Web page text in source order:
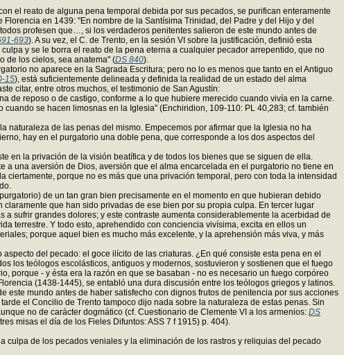
el reato de alguna pena temporal debida por sus pecados, se purifican enteramente
Florencia en 1439: "En nombre de la Santísima Trinidad, del Padre y del Hijo y del
profesen que…, si los verdaderos penitentes salieron de este mundo antes de
693). A su vez, el C. de Trento, en la sesión VI sobre la justificación, definió esta
y se le borra el reato de la pena eterna a cualquier pecador arrepentido, que no
de los cielos, sea anatema" (DS 840).
no aparece en la Sagrada Escritura; pero no lo es menos que tanto en el Antiguo
15), está suficientemente delineada y definida la realidad de un estado del alma
citar, entre otros muchos, el testimonio de San Agustín:
de reposo o de castigo, conforme a lo que hubiere merecido cuando vivía en la carne.
se hacen limosnas en la Iglesia" (Enchiridion, 109-110: PL 40,283; cf. también
naturaleza de las penas del mismo. Empecemos por afirmar que la Iglesia no ha
hay en el purgatorio una doble pena, que corresponde a los dos aspectos del
en la privación de la visión beatífica y de todos los bienes que se siguen de ella.
una aversión de Dios, aversión que el alma encarcelada en el purgatorio no tiene en
porque no es más que una privación temporal, pero con toda la intensidad
de un tan gran bien precisamente en el momento en que hubieran debido
que han sido privadas de ese bien por su propia culpa. En tercer lugar
sufrir grandes dolores; y este contraste aumenta considerablemente la acerbidad de
terrestre. Y todo esto, aprehendido con conciencia vivísima, excita en ellos un
porque aquel bien es mucho más excelente, y la aprehensión más viva, y más
del pecado: el goce ilícito de las criaturas. ¿En qué consiste esta pena en el
los teólogos escolásticos, antiguos y modernos, sostuvieron y sostienen que el fuego
porque - y ésta era la razón en que se basaban - no es necesario un fuego corpóreo
(1438-1445), se entabló una dura discusión entre los teólogos griegos y latinos.
mundo antes de haber satisfecho con dignos frutos de penitencia por sus acciones
el Concilio de Trento tampoco dijo nada sobre la naturaleza de estas penas. Sin
no de carácter dogmático (cf. Cuestionario de Clemente VI a los armenios: DS
misas el día de los Fieles Difuntos: ASS 7 f 1915) p. 404).
culpa de los pecados veniales y la eliminación de los rastros y reliquias del pecado